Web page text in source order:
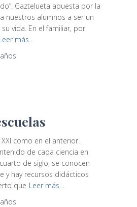
Gaztelueta apuesta por la
nuestros alumnos a ser un
vida. En el familiar, por
más…
como en el anterior.
de cada ciencia en
de siglo, se conocen
y hay recursos didácticos
que Leer más…